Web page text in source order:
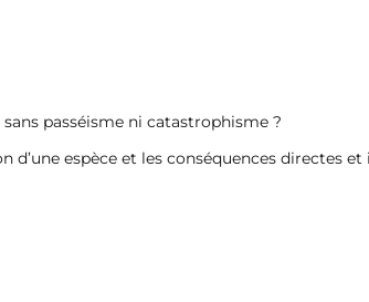
passéisme ni catastrophisme ?
espèce et les conséquences directes et